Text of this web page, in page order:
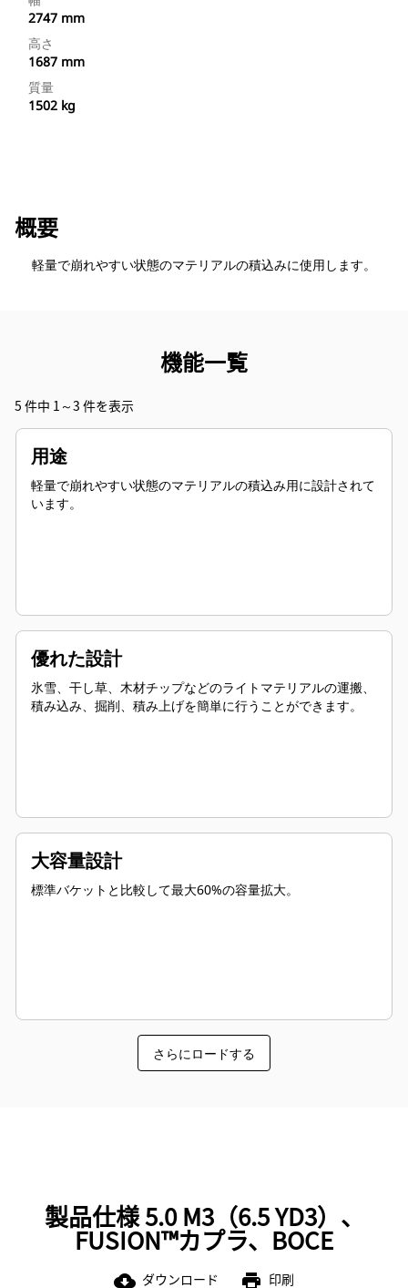
2747 mm
高さ
1687 mm
質量
1502 kg
概要
軽量で崩れやすい状態のマテリアルの積込みに使用します。
機能一覧
5 件中 1～3 件を表示
用途
軽量で崩れやすい状態のマテリアルの積込み用に設計されて
います。
優れた設計
氷雪、干し草、木材チップなどのライトマテリアルの運搬、
積み込み、掘削、積み上げを簡単に行うことができます。
大容量設計
標準バケットと比較して最大60%の容量拡大。
さらにロードする
製品仕様 5.0 M3（6.5 YD3）、
FUSION™カプラ、BOCE
cloud_download ダウンロード print 印刷